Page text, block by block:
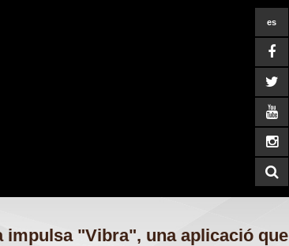
es
impulsa "Vibra", una aplicació que